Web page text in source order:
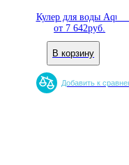
Кулер для воды
от 7 642руб.
В корзину
Добавить к